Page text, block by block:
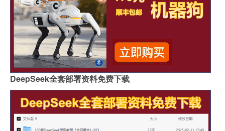
DeepSeek全套部署资料免费下载